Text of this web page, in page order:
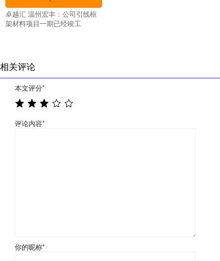
卓越汇 温州宏丰：公司引线框
架材料项目一期已经竣工
相关评论
本文评分*
评论内容*
你的昵称*